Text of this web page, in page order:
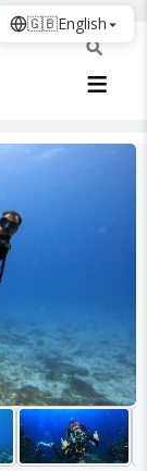
🇬🇧English